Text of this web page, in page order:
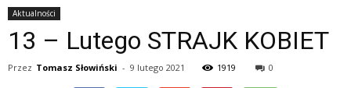
Aktualności
13 – Lutego STRAJK KOBIET
Przez Tomasz Słowiński - 9 lutego 2021 1919 0